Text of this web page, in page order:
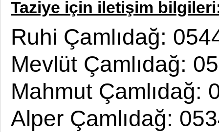
Taziye için iletişim
Ruhi Çamlıdağ:
Mevlüt Çamlıdağ:
Mahmut Çamlıdağ:
Alper Çamlıdağ: